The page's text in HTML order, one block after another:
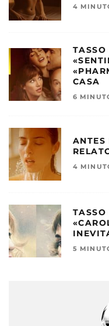
4
CASA
6
ANTES
4
5